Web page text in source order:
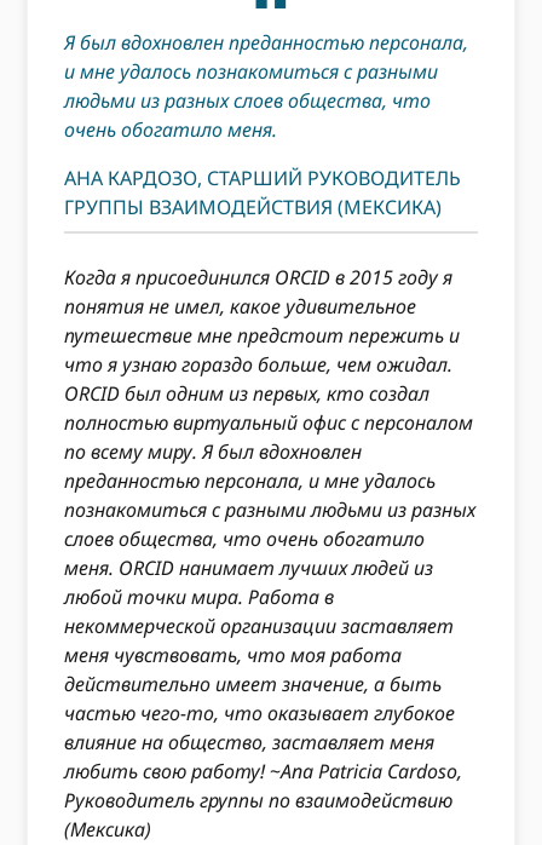
Я был вдохновлен преданностью персонала,
и мне удалось познакомиться с разными
людьми из разных слоев общества, что
очень обогатило меня.
АНА КАРДОЗО, СТАРШИЙ РУКОВОДИТЕЛЬ
ГРУППЫ ВЗАИМОДЕЙСТВИЯ (МЕКСИКА)
Когда я присоединился ORCID в 2015 году я
понятия не имел, какое удивительное
путешествие мне предстоит пережить и
что я узнаю гораздо больше, чем ожидал.
ORCID был одним из первых, кто создал
полностью виртуальный офис с персоналом
по всему миру. Я был вдохновлен
преданностью персонала, и мне удалось
познакомиться с разными людьми из разных
слоев общества, что очень обогатило
меня. ORCID нанимает лучших людей из
любой точки мира. Работа в
некоммерческой организации заставляет
меня чувствовать, что моя работа
действительно имеет значение, а быть
частью чего-то, что оказывает глубокое
влияние на общество, заставляет меня
любить свою работу!~Ana Patricia Cardoso,
Руководитель группы по взаимодействию
(Мексика)